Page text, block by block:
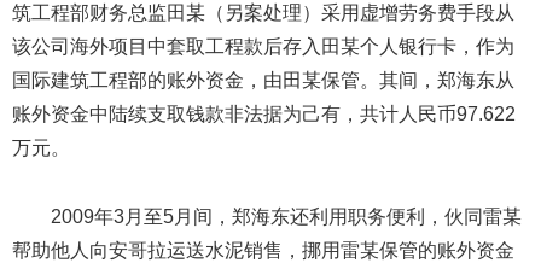
筑工程部财务总监田某（另案处理）采用虚增劳务费手段从
该公司海外项目中套取工程款后存入田某个人银行卡，作为
国际建筑工程部的账外资金，由田某保管。其间，郑海东从
账外资金中陆续支取钱款非法据为己有，共计人民币97.622
万元。
2009年3月至5月间，郑海东还利用职务便利，伙同雷某
帮助他人向安哥拉运送水泥销售，挪用雷某保管的账外资金